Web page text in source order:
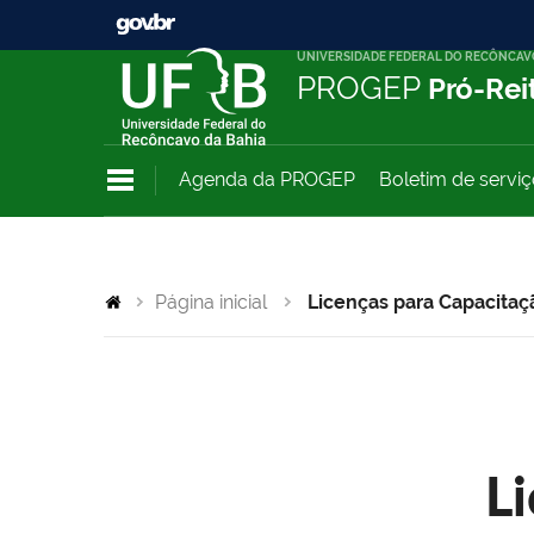
UNIVERSIDADE FEDERAL DO
PROGEP Pró-
Agenda da PROGEP Boletim de
Página inicial Licenças para